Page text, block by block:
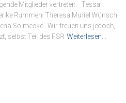
Mitglieder vertreten: Tessa
Rummeni Theresa Muriel Wünsch
Solmecke Wir freuen uns jedoch,
selbst Teil des FSR Weiterlesen…